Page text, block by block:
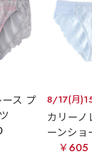
ス プ
8/17(月
カリーノ
ーンショ
￥605